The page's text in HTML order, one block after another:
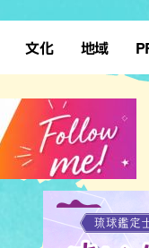
文化
復帰50年
地域
本島北部
本島南部
北部離島